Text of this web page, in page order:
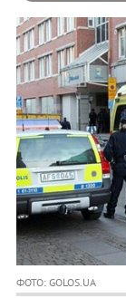
ФОТО: GOLOS.UA